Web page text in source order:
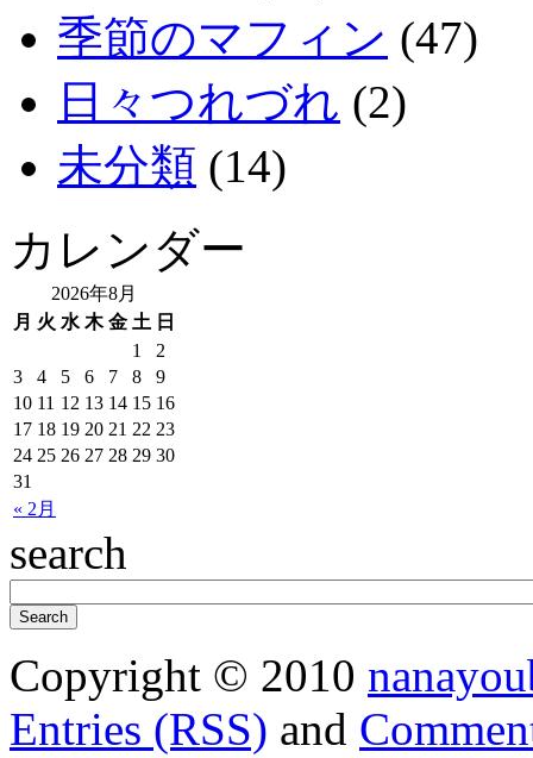
季節のマフィン (47)
日々つれづれ (2)
未分類 (14)
カレンダー
2026年8月
月 火 水 木 金 土 日
« 2月
1
2
3
4 5 6 7 8
9
10 11 12 13 14 15 16
17 18 19 20 21 22 23
24 25 26 27 28 29 30
31
search
Copyright © 2010
Entries (RSS) and